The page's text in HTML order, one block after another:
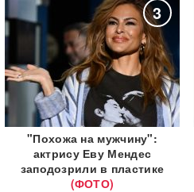
3
"Похожа на мужчину":
актрису Еву Мендес
заподозрили в пластике
(ФОТО)